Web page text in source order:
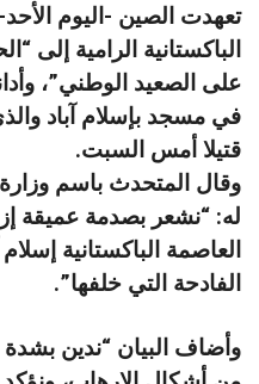
تعهدت الصين -اليوم
الباكستانية الرامية إلى
على الصعيد الوطني”،
قتيلا أمس السبت.
وقال المتحدث باسم وزارة
له: “نشعر بصدمة عميقة
العاصمة الباكستانية
الفادحة التي خلفها”.
وأضاف البيان “ندين